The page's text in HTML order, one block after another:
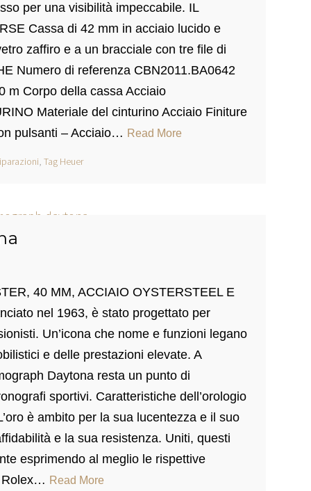
per una visibilità impeccabile. IL
Cassa di 42 mm in acciaio lucido e
zaffiro e a un bracciale con tre file di
Numero di referenza CBN2011.BA0642
m Corpo della cassa Acciaio
Materiale del cinturino Acciaio Finiture
pulsanti – Acciaio… Read More
, Tag Heuer
40 MM, ACCIAIO OYSTERSTEEL E
nel 1963, è stato progettato per
Un’icona che nome e funzioni legano
e delle prestazioni elevate. A
Daytona resta un punto di
sportivi. Caratteristiche dell’orologio
è ambito per la sua lucentezza e il suo
e la sua resistenza. Uniti, questi
esprimendo al meglio le rispettive
Rolex… Read More